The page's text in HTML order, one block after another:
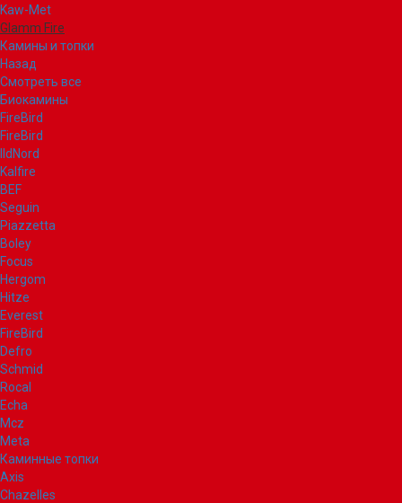
Kaw-Met
Glamm Fire
Камины и топки
Назад
Смотреть все
Биокамины
FireBird
FireBird
IldNord
Kalfire
BEF
Seguin
Piazzetta
Boley
Focus
Hergom
Hitze
Everest
FireBird
Defro
Schmid
Rocal
Echa
Mcz
Meta
Каминные топки
Axis
Chazelles